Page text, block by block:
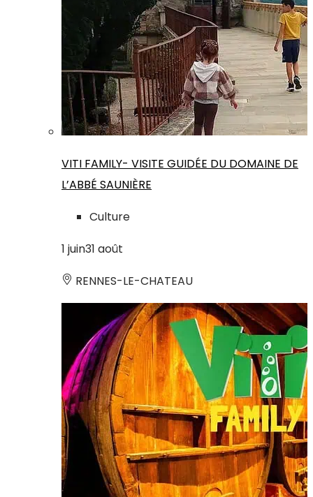
VITI FAMILY- VISITE GUIDÉE DU DOMAINE DE
L’ABBÉ SAUNIÈRE
Culture
1 juin31 août
RENNES-LE-CHATEAU